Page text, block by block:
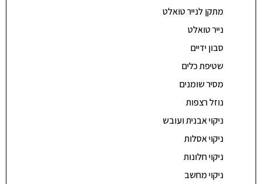
מתקן לנייר טואלט
נייר טואלט
סבון ידיים
שטיפת כלים
מסיר שומנים
נוזל רצפות
ניקוי אבנית ועובש
ניקוי אסלות
ניקוי חלונות
ניקוי מחשב